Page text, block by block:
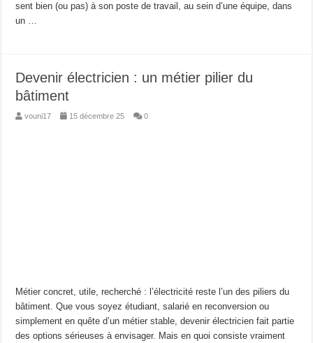
sent bien (ou pas) à son poste de travail, au sein d’une équipe, dans
un …
Devenir électricien : un métier pilier du
bâtiment
vouni17 15 décembre 25 0
Métier concret, utile, recherché : l’électricité reste l’un des piliers du
bâtiment. Que vous soyez étudiant, salarié en reconversion ou
simplement en quête d’un métier stable, devenir électricien fait partie
des options sérieuses à envisager. Mais en quoi consiste vraiment